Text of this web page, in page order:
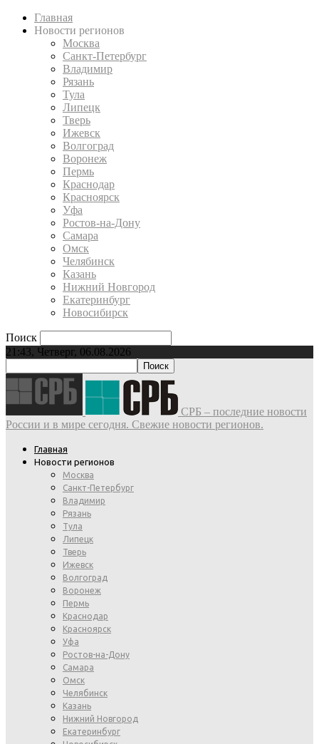
Главная
Новости регионов
Москва
Санкт-Петербург
Владимир
Рязань
Тула
Липецк
Тверь
Ижевск
Волгоград
Воронеж
Пермь
Краснодар
Красноярск
Уфа
Ростов-на-Дону
Самара
Омск
Челябинск
Казань
Нижний Новгород
Екатеринбург
Новосибирск
Поиск
21:43, Четверг, 06.08.2026
СРБ – последние новости
России и в мире сегодня. Свежие новости регионов.
Главная
Новости регионов
Москва
Санкт-Петербург
Владимир
Рязань
Тула
Липецк
Тверь
Ижевск
Волгоград
Воронеж
Пермь
Краснодар
Красноярск
Уфа
Ростов-на-Дону
Самара
Омск
Челябинск
Казань
Нижний Новгород
Екатеринбург